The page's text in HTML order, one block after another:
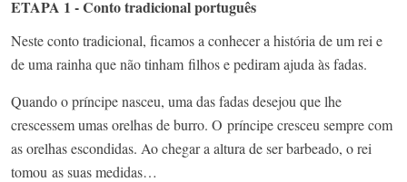
ETAPA 1 - Conto tradicional português
Neste conto tradicional, ficamos a conhecer a história de um rei e
de uma rainha que não tinham filhos e pediram ajuda às fadas.
Quando o príncipe nasceu, uma das fadas desejou que lhe
crescessem umas orelhas de burro. O príncipe cresceu sempre com
as orelhas escondidas. Ao chegar a altura de ser barbeado, o rei
tomou as suas medidas…